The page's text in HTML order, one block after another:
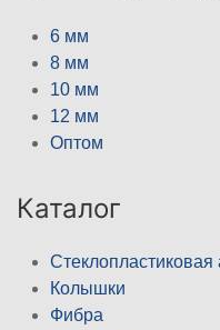
6 мм
8 мм
10 мм
12 мм
Оптом
Каталог
Стеклопластиковая
Колышки
Фибра